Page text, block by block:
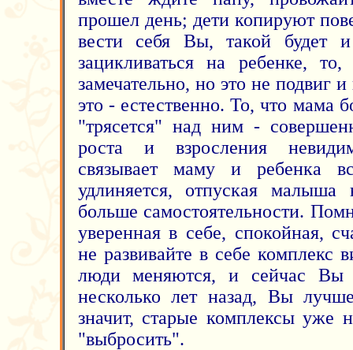
прошел день; дети копируют
вести себя Вы, такой будет
зацикливаться на ребенке,
замечательно, но это не подвиг
это - естественно. То, что мама
"трясется" над ним -
роста и взросления
связывает маму и ребенка
удлиняется, отпуская
больше самостоятельности.
уверенная в себе, спокойная,
не развивайте в себе комплекс
люди меняются, и сейчас Вы
несколько лет назад, Вы
значит, старые комплексы уже
"выбросить".